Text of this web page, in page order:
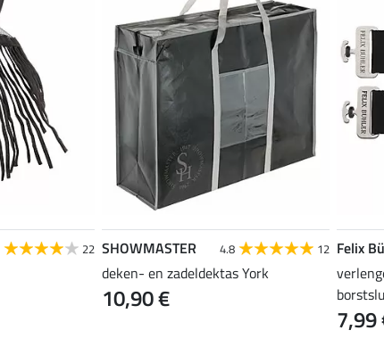
22 SHOWMASTER 4.8 12
deken- en zadeldektas York
10,90 €
Felix
7,99